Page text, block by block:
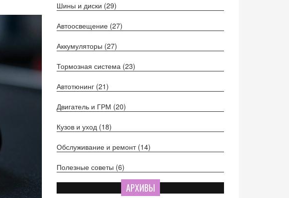
Шины и диски (29)
Автоосвещение (27)
Аккумуляторы (27)
Тормозная система (23)
Автотюнинг (21)
Двигатель и ГРМ (20)
Кузов и уход (18)
Обслуживание и ремонт (14)
Полезные советы (6)
АРХИВЫ